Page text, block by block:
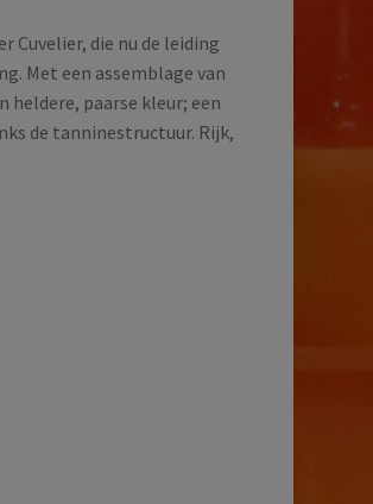
Cuvelier, die nu de leiding
Met een assemblage van
heldere, paarse kleur; een
de tanninestructuur. Rijk,